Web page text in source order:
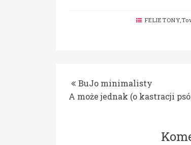
FELIETONY,
BuJo minimalisty
A może jednak (o kastracji